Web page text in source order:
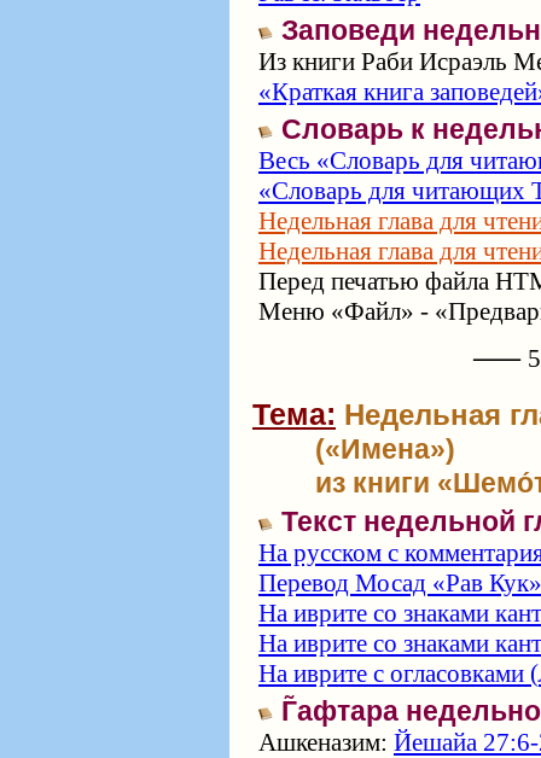
Заповеди
Из книги Раби Исраэль
«Краткая книга
Словарь к
Весь «Словарь для
«Словарь для читающих
Недельная глава для
Недельная глава для
Перед печатью файла
Меню «Файл» -
⸺
Тема: Недельная
(«Имена»)
из книги
Текст недельной
На русском с
Перевод Мосад «Рав Кук»
На иврите со знаками
На иврите со знаками
На иврите с огласовками (
Г̃афтара
Ашкеназим: Йешайа